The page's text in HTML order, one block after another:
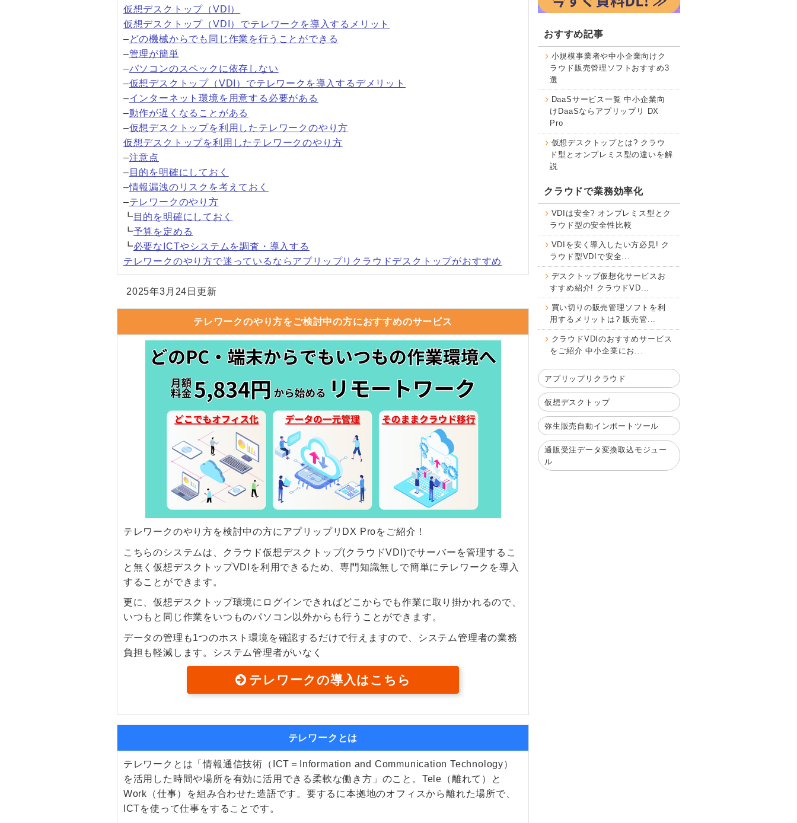
仮想デスクトップ（VDI）
仮想デスクトップ（VDI）でテレワークを導入するメリット
–どの機械からでも同じ作業を行うことができる
–管理が簡単
–パソコンのスペックに依存しない
–仮想デスクトップ（VDI）でテレワークを導入するデメリット
–インターネット環境を用意する必要がある
–動作が遅くなることがある
–仮想デスクトップを利用したテレワークのやり方
仮想デスクトップを利用したテレワークのやり方
–注意点
– 目的を明確にしておく
–情報漏洩のリスクを考えておく
–テレワークのやり方
┗ 目的を明確にしておく
┗予算を定める
┗必要なICTやシステムを調査・導入する
テレワークのやり方で迷っているならアプリップリクラウドデスクトップがおすすめ
2025年3月24日更新
テレワークのやり方をご検討中の方におすすめのサービス
テレワークのやり方を検討中の方にアプリップリDX Proをご紹介！
こちらのシステムは、クラウド仮想デスクトップ(クラウドVDI)でサーバーを管理するこ
と無く仮想デスクトップVDIを利用できるため、専門知識無しで簡単にテレワークを導入
することができます。
更に、仮想デスクトップ環境にログインできればどこからでも作業に取り掛かれるので、
いつもと同じ作業をいつものパソコン以外からも行うことができます。
データの管理も1つのホスト環境を確認するだけで行えますので、システム管理者の業務
負担も軽減します。システム管理者がいなく
テレワークの導入はこちら
テレワークとは
テレワークとは「情報通信技術（ICT＝Information and Communication Technology）
を活用した時間や場所を有効に活用できる柔軟な働き方」のこと。Tele（離れて）と
Work（仕事）を組み合わせた造語です。要するに本拠地のオフィスから離れた場所で、
ICTを使って仕事をすることです。
おすすめ記事
小規模事業者や中小企業向けク
ラウド販売管理ソフトおすすめ3
選
DaaSサービス一覧 中小企業向
けDaaSならアプリップリ DX
Pro
仮想デスクトップとは? クラウ
ド型とオンプレミス型の違いを解
説
クラウドで業務効率化
VDIは安全? オンプレミス型とク
ラウド型の安全性比較
VDIを安く導入したい方必見! ク
ラウド型VDIで安全...
デスクトップ仮想化サービスお
すすめ紹介! クラウドVD...
買い切りの販売管理ソフトを利
用するメリットは? 販売管...
クラウドVDIのおすすめサービス
をご紹介 中小企業にお...
アプリップリクラウド
仮想デスクトップ
弥生販売自動インポートツール
通販受注データ変換取込モジュー
ル